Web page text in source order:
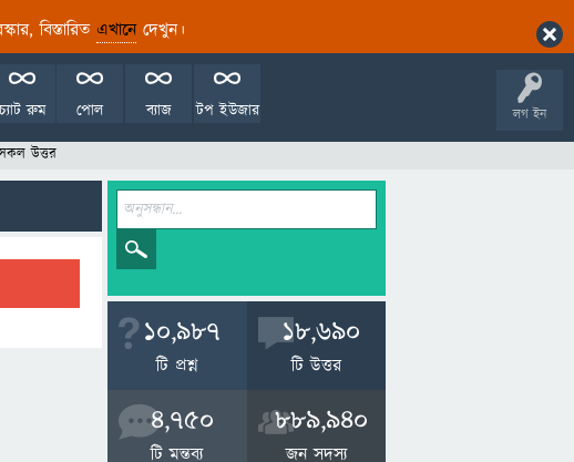
বিস্তারিত এখানেদেখুন।
লগ ইন
টপ ইউজার
ব্যাজ
পোল
রুম
উত্তর
10,987
টি প্রশ্ন
18,690
টি উত্তর
4,750
টি মন্তব্য
889,940
জন সদস্য